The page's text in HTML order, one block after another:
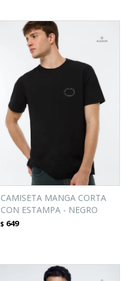
CAMISETA MANGA CORTA
CON ESTAMPA - NEGRO
$ 649